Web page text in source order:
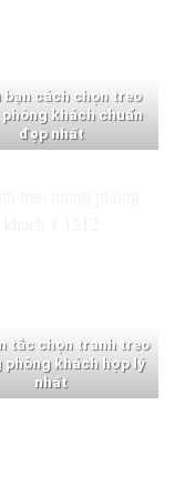
bạn cách chọn treo
khách chuẩn
đẹp nhất
tắc chọn tranh treo
khách hợp lý
nhất